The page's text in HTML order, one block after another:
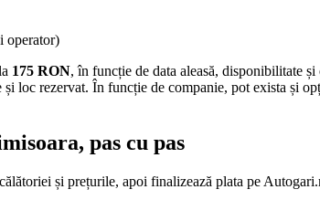
operator)
175 RON, în funcție de data aleasă, disponibilitate
loc rezervat. În funcție de companie, pot exista și
pas cu pas
și prețurile, apoi finalizează plata pe